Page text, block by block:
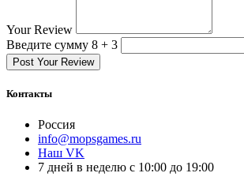
Your Review
Введите сумму 8 + 3
Post Your Review
Контакты
Россия
info@mopsgames.ru
Наш VK
7 дней в неделю с 10:00 до 19:00